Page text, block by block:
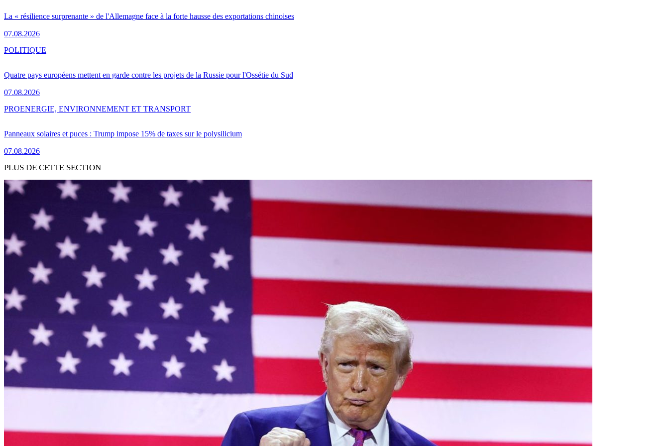
La « résilience surprenante » de l'Allemagne face à la forte hausse des exportations chinoises
07.08.2026
Quatre pays européens mettent en garde contre les projets de la Russie pour l'Ossétie du Sud
07.08.2026
POLITIQUE
Panneaux solaires et puces : Trump impose 15% de taxes sur le polysilicium
07.08.2026
PROENERGIE, ENVIRONNEMENT ET TRANSPORT
PLUS DE CETTE SECTION